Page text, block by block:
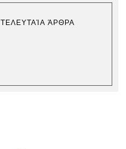
ΤΕΛΕΥΤΑΊΑ ΆΡΘΡΑ